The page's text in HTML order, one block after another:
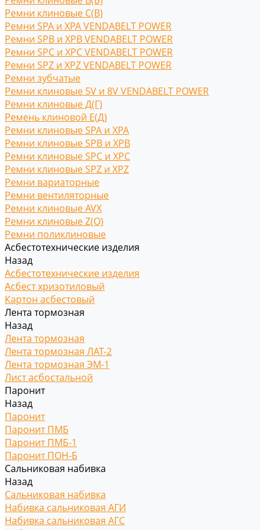
Ремни клиновые С(B)
Ремни SPA и XPA VENDABELT POWER
Ремни SPB и XPB VENDABELT POWER
Ремни SPC и XPC VENDABELT POWER
Ремни SPZ и XPZ VENDABELT POWER
Ремни зубчатые
Ремни клиновые 5V и 8V VENDABELT POWER
Ремни клиновые Д(Г)
Ремень клиновой Е(Д)
Ремни клиновые SPA и XPA
Ремни клиновые SPB и XPB
Ремни клиновые SPC и XPC
Ремни клиновые SPZ и XPZ
Ремни вариаторные
Ремни вентиляторные
Ремни клиновые AVX
Ремни клиновые Z(O)
Ремни поликлиновые
Асбестотехнические изделия
Назад
Асбестотехнические изделия
Асбест хризотиловый
Картон асбестовый
Лента тормозная
Назад
Лента тормозная
Лента тормозная ЛАТ-2
Лента тормозная ЭМ-1
Лист асбостальной
Паронит
Назад
Паронит
Паронит ПМБ
Паронит ПМБ-1
Паронит ПОН-Б
Сальниковая набивка
Назад
Сальниковая набивка
Набивка сальниковая АГИ
Набивка сальниковая АГС